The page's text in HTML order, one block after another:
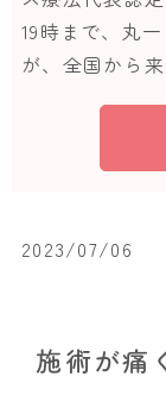
19時まで、丸
が、全国から
2023/07/06
施術が痛